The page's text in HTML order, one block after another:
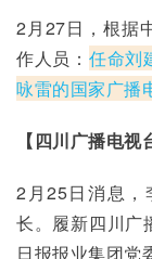
2月27日，根据
作人员： 任命刘
咏雷的国家广播
【四川广播电视
2月25日消息，
长。履新四川广
日报报业集团党